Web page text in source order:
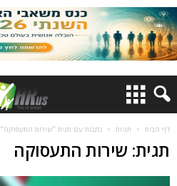
דף הבית תגיות כתבות עם תגית "שירות התעסוקה"
תגית: שירות התעסוקה